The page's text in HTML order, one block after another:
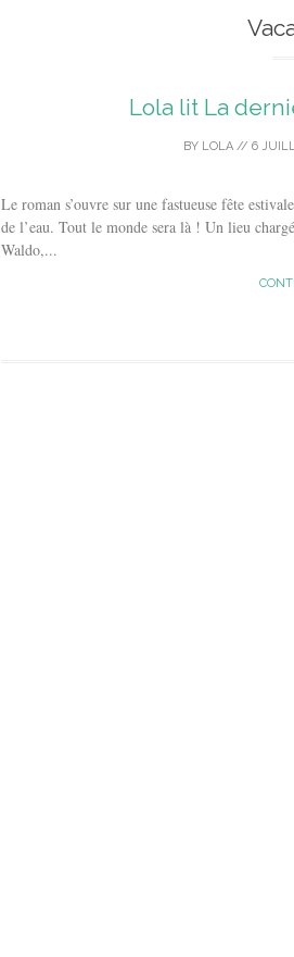
Lola lit La
BY LOLA// 6
Le roman s’ouvre sur une fastueuse fête
de l’eau. Tout le monde sera là ! Un lieu
Waldo,...